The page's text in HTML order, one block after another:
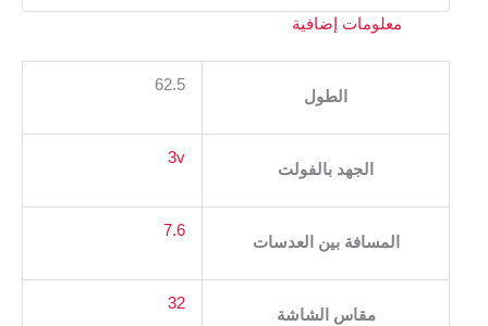
معلومات إضافية
الطول
62.5
الجهد بالفولت
3v
المسافة بين العدسات
7.6
مقاس الشاشة
32